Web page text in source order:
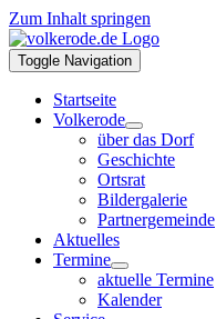
Zum Inhalt springen
Toggle Navigation
Startseite
Volkerode
über das Dorf
Geschichte
Ortsrat
Bildergalerie
Partnergemeinde
Aktuelles
Termine
aktuelle Termine
Kalender